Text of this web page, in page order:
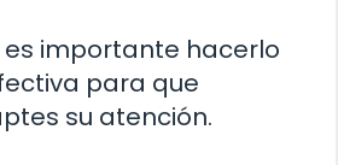
es importante hacerlo
para que
su atención.